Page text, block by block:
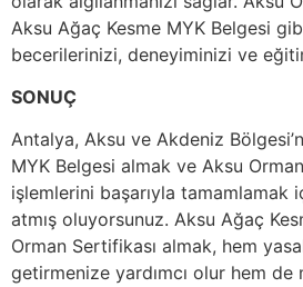
Aksu Ağaç Kesme MYK Belgesi
becerilerinizi, deneyiminizi ve
SONUÇ
Antalya, Aksu ve Akdeniz
MYK Belgesi almak ve Aksu
işlemlerini başarıyla tamamlamak
atmış oluyorsunuz. Aksu Ağaç
Orman Sertifikası almak, hem
getirmenize yardımcı olur hem de